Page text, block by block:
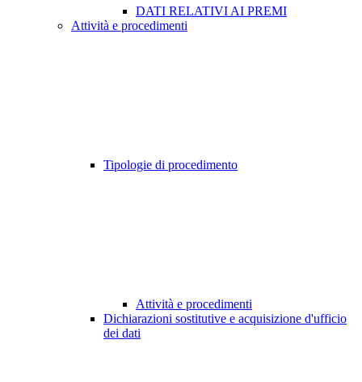
DATI RELATIVI AI PREMI
Attività e procedimenti
Tipologie di procedimento
Attività e procedimenti
Dichiarazioni sostitutive e acquisizione d'ufficio
dei dati